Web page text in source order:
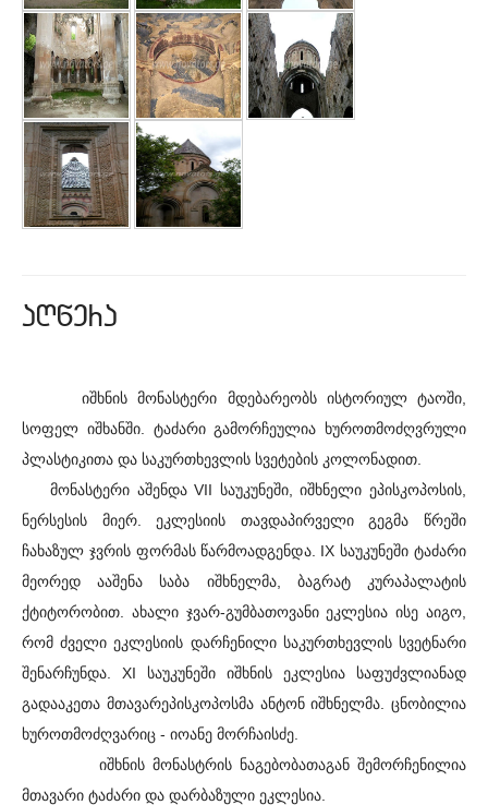
aRwera
იშხნის მონასტერი მდებარეობს ისტორიულ ტაოში,
სოფელ იშხანში. ტაძარი გამორჩეულია ხუროთმოძღვრული
პლასტიკითა და საკურთხევლის სვეტების კოლონადით.
მონასტერი აშენდა VII საუკუნეში, იშხნელი ეპისკოპოსის,
ნერსესის მიერ. ეკლესიის თავდაპირველი გეგმა წრეში
ჩახაზულ ჯვრის ფორმას წარმოადგენდა. IX საუკუნეში ტაძარი
მეორედ ააშენა საბა იშხნელმა, ბაგრატ კურაპალატის
ქტიტორობით. ახალი ჯვარ-გუმბათოვანი ეკლესია ისე აიგო,
რომ ძველი ეკლესიის დარჩენილი საკურთხევლის სვეტნარი
შენარჩუნდა. XI საუკუნეში იშხნის ეკლესია საფუძვლიანად
გადააკეთა მთავარეპისკოპოსმა ანტონ იშხნელმა. ცნობილია
ხუროთმოძღვარიც - იოანე მორჩაისძე.
იშხნის მონასტრის ნაგებობათაგან შემორჩენილია
მთავარი ტაძარი და დარბაზული ეკლესია.